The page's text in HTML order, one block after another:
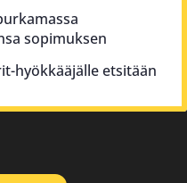
sopimuksen
hyökkääjälle etsitään